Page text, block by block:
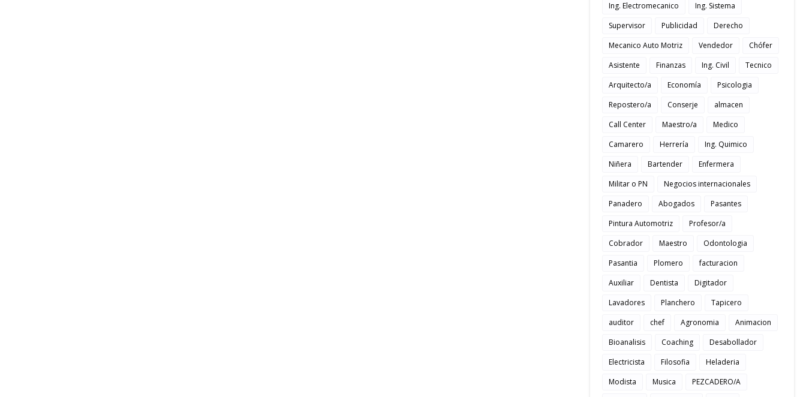
Ing. Electromecanico
Ing. Sistema
Supervisor
Publicidad
Derecho
Mecanico Auto Motriz
Vendedor
Chófer
Asistente
Finanzas Ing. Civil
Tecnico
Arquitecto/a
Economía
Psicologia
Repostero/a
Conserje
almacen
Call Center
Maestro/a
Medico
Camarero
Herrería
Ing. Quimico
Niñera
Bartender
Enfermera
Militar o PN
Negocios internacionales
Panadero
Abogados
Pasantes
Pintura Automotriz
Profesor/a
Cobrador
Maestro
Odontologia
Pasantia
Plomero
facturacion
Auxiliar
Dentista
Digitador
Lavadores
Planchero
Tapicero
auditor
chef Agronomia
Animacion
Bioanalisis
Coaching
Desabollador
Electricista
Filosofia
Heladeria
Modista
Musica
PEZCADERO/A